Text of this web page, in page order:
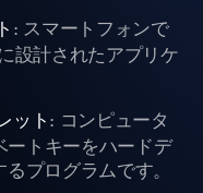
: スマートフォンで
設計されたアプリケ
ット: コンピュータ
トキーをハードデ
プログラムです。